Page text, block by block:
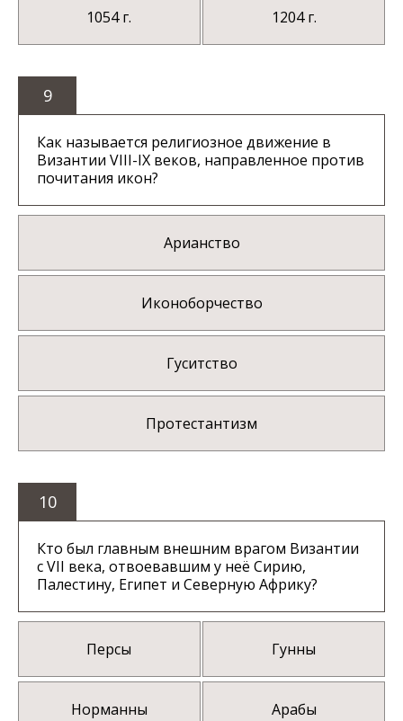
1054 г. 1204 г.
9
Как называется религиозное движение в
Византии VIII-IX веков, направленное против
почитания икон?
Арианство
Иконоборчество
Гуситство
Протестантизм
10
Кто был главным внешним врагом Византии
с VII века, отвоевавшим у неё Сирию,
Палестину, Египет и Северную Африку?
Персы Гунны
Норманны Арабы